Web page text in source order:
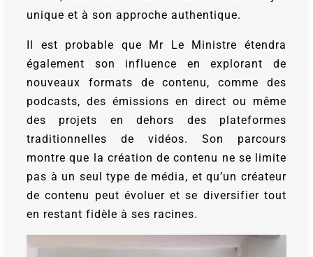
unique et à son approche authentique.
Il est probable que Mr Le Ministre étendra
également son influence en explorant de
nouveaux formats de contenu, comme des
podcasts, des émissions en direct ou même
des projets en dehors des plateformes
traditionnelles de vidéos. Son parcours
montre que la création de contenu ne se limite
pas à un seul type de média, et qu’un créateur
de contenu peut évoluer et se diversifier tout
en restant fidèle à ses racines.